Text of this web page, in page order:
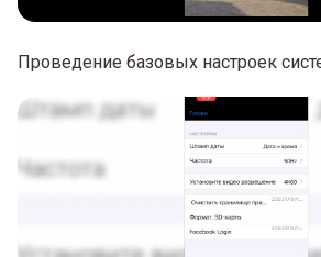
Проведение базовых настроек